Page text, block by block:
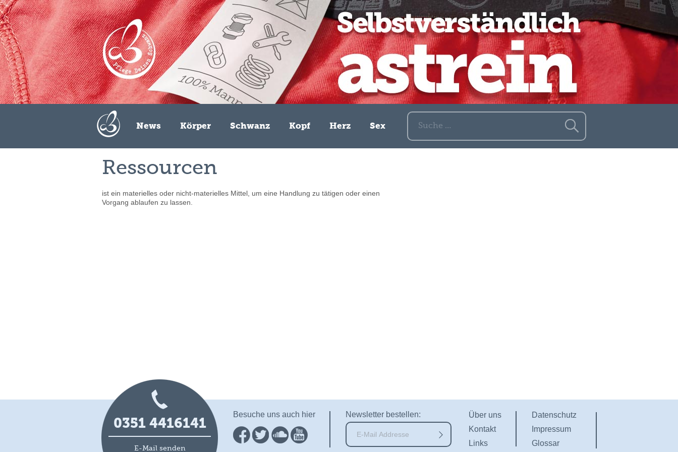
Zum Inhalt springen
News
Körper Schwanz Kopf Herz Sex
Suche nach:
Ressourcen
ist ein materielles oder nicht-materielles Mittel, um eine Handlung zu tätigen oder einen
Vorgang ablaufen zu lassen.
0351 4416141
E-Mail senden
Besuche uns auch hier Newsletter bestellen:
Über uns
Kontakt
Links
Datenschutz
Impressum
Glossar